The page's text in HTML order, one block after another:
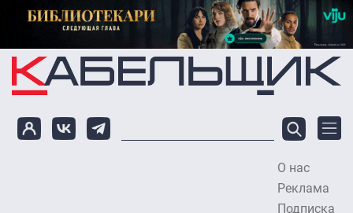
Перейти к основному содержанию
О нас
Реклама
Подписка